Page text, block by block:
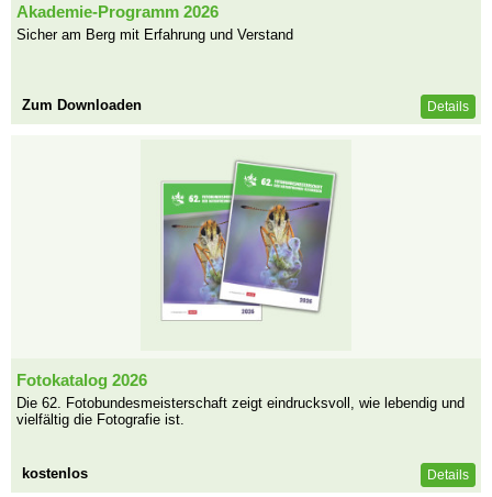
Akademie-Programm 2026
Sicher am Berg mit Erfahrung und Verstand
Zum Downloaden Details
Fotokatalog 2026
Die 62. Fotobundesmeisterschaft zeigt eindrucksvoll, wie lebendig und
vielfältig die Fotografie ist.
kostenlos Details